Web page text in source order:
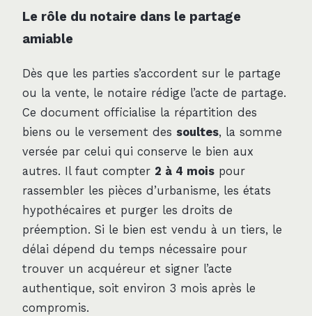
Le rôle du notaire dans le partage
amiable
Dès que les parties s’accordent sur le partage
ou la vente, le notaire rédige l’acte de partage.
Ce document officialise la répartition des
biens ou le versement des soultes, la somme
versée par celui qui conserve le bien aux
autres. Il faut compter 2 à 4 mois pour
rassembler les pièces d’urbanisme, les états
hypothécaires et purger les droits de
préemption. Si le bien est vendu à un tiers, le
délai dépend du temps nécessaire pour
trouver un acquéreur et signer l’acte
authentique, soit environ 3 mois après le
compromis.